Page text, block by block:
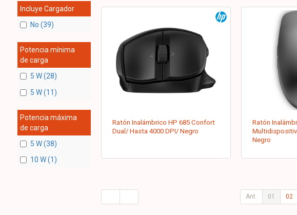
Incluye Cargador
No (39)
Potencia mínima
de carga
5 W (28)
5 W (11)
Potencia máxima
de carga
5 W (38)
10 W (1)
Ratón Inalámbrico HP 685 Confort
Dual/ Hasta 4000 DPI/ Negro
Ratón
Negro
Ant. 01 02